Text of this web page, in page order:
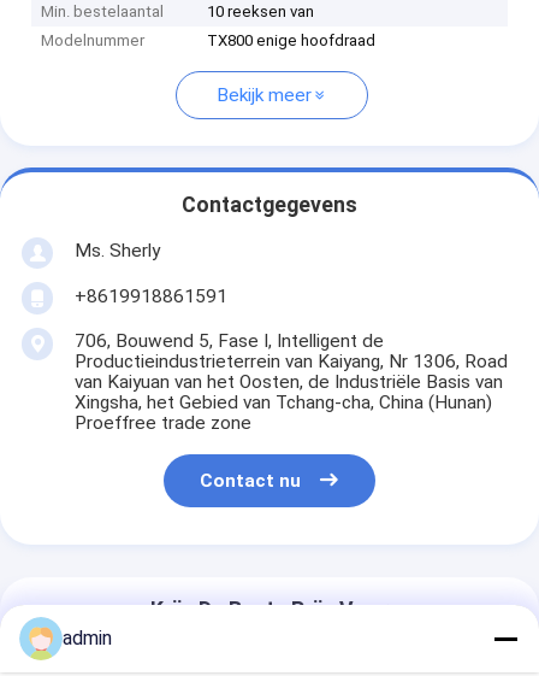
Min. bestelaantal
10 reeksen van
Modelnummer
TX800 enige hoofdraad
Bekijk meer
Contactgegevens
Ms. Sherly
+8619918861591
706, Bouwend 5, Fase I, Intelligent de
Productieindustrieterrein van Kaiyang, Nr 1306, Road
van Kaiyuan van het Oosten, de Industriële Basis van
Xingsha, het Gebied van Tchang-cha, China (Hunan)
Proeffree trade zone
Contact nu
Krijg De Beste Prijs Voor
admin